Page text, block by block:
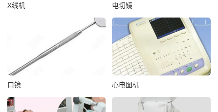
X线机 电切镜
口镜 心电图机